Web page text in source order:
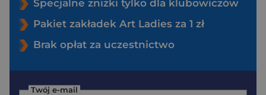
Specjalne zniżki tylko dla klubowiczów
Pakiet zakładek Art Ladies za 1 zł
Brak opłat za uczestnictwo
Twój e-mail